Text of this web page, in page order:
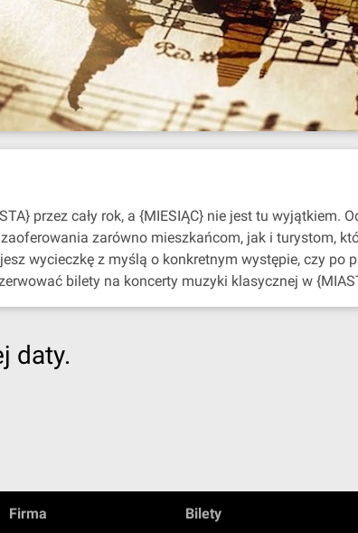
przez cały rok, a {MIESIĄC} nie jest tu wyjątkiem.
zarówno mieszkańcom, jak i turystom,
wycieczkę z myślą o konkretnym występie, czy po
bilety na koncerty muzyki klasycznej w
daty.
Firma Bilety